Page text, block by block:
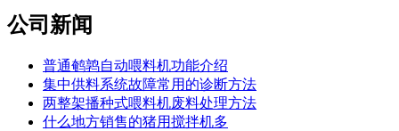
公司新闻
普通鹌鹑自动喂料机功能介绍
集中供料系统故障常用的诊断方法
两整架播种式喂料机废料处理方法
什么地方销售的猪用搅拌机多